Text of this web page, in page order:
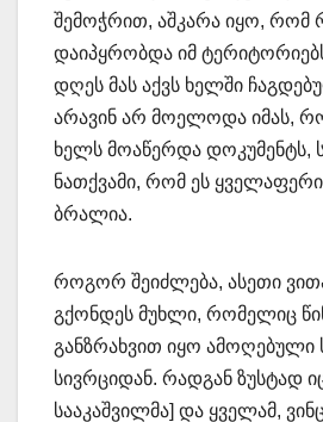
შემოჭრით, აშკარა იყო, რომ
დაიპყრობდა იმ
დღეს მას აქვს ხელში
არავინ არ მოელოდა იმას,
ხელს მოაწერდა დოკუმენტს,
ნათქვამი, რომ ეს
ბრალია.
როგორ შეიძლება, ასეთი
გქონდეს მუხლი, რომელიც
განზრახვით იყო
სივრციდან. რადგან ზუსტად
სააკაშვილმა] და ყველამ,